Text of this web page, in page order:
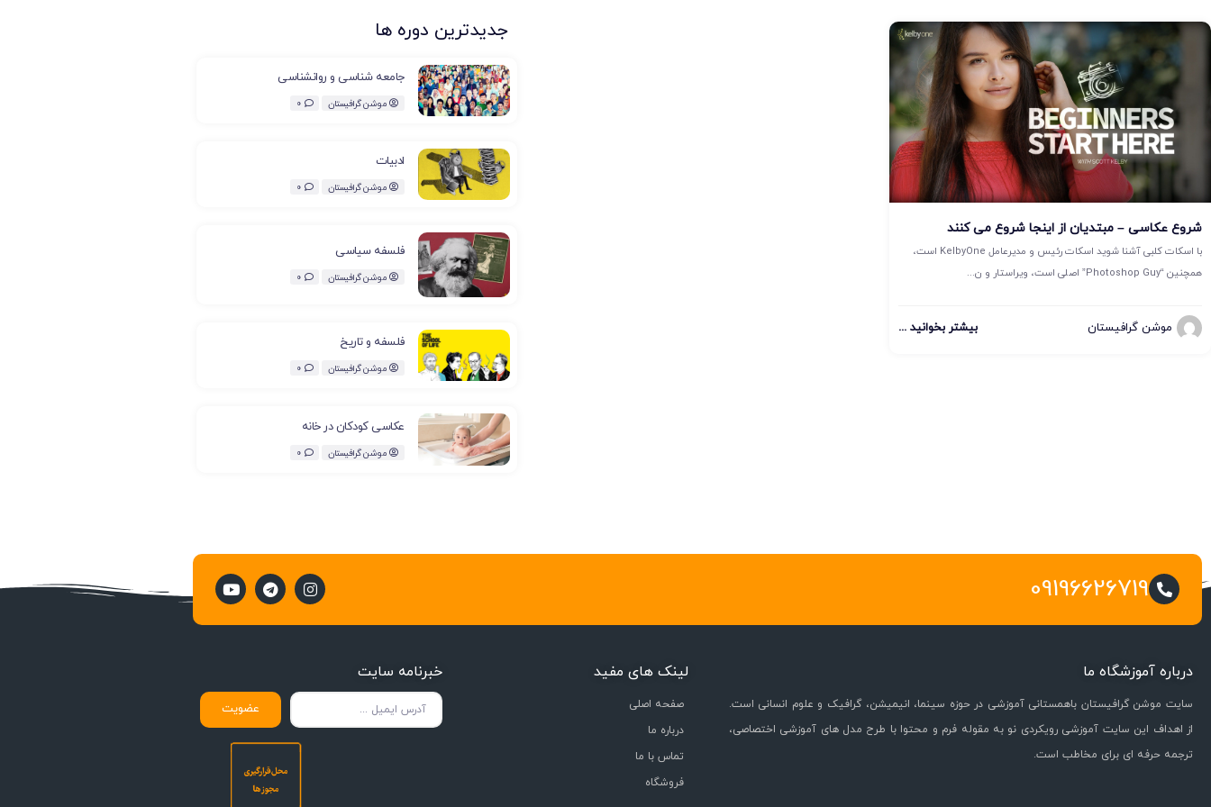
شروع عکاسی – مبتدیان از اینجا شروع می کنند
با اسکات کلبی آشنا شوید اسکات رئیس و مدیرعامل KelbyOne است،
همچنین “Photoshop Guy” اصلی است، ویراستار و ن...
موشن گرافیستان بیشتر بخوانید ...
جدیدترین دوره ها
جامعه شناسی و روانشناسی
موشن گرافیستان 0
ادبیات
موشن گرافیستان 0
فلسفه سیاسی
موشن گرافیستان 0
فلسفه و تاریخ
موشن گرافیستان 0
عکاسی کودکان در خانه
موشن گرافیستان 0
09196626719
درباره آموزشگاه ما
سایت موشن گرافیستان باهمستانی آموزشی در حوزه سینما، انیمیشن، گرافیک و علوم انسانی است.
از اهداف این سایت آموزشی رویکردی نو به مقوله فرم و محتوا با طرح مدل های آموزشی اختصاصی،
ترجمه حرفه ای برای مخاطب است.
لینک های مفید
صفحه اصلی
درباره ما
تماس با ما
فروشگاه
خبرنامه سایت
عضویت